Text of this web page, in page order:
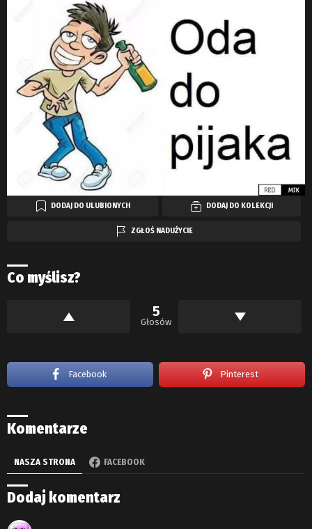
DODAJ DO ULUBIONYCH DODAJ DO KOLEKCJI
ZGŁOŚ NADUŻYCIE
Co myślisz?
5
Głosów
Facebook Pinterest
Komentarze
NASZA STRONA FACEBOOK
Dodaj komentarz